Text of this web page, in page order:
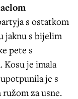
s ostatkom
jaknu s bijelim
pete s
je imala
je s
za usne.